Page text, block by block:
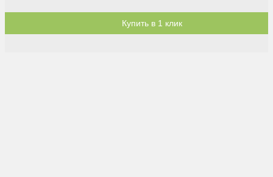
Купить в 1 клик